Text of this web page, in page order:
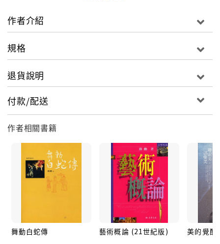
八十回以後的《紅樓夢》或許已非原著，然而，這「滿
紙荒唐言」在文學批評以外，寫好寫壞都不重要，因為
於是，我們彷彿從文學的閱讀轉成人生的閱讀：看到薛
蟠如此失敗的一生，看到薛寶釵一定要嫁給不愛他的男
人，看到迎春被孫紹祖折磨而死，看到夏金桂恨自己也
說：「求二爺賞兩齣！」雖然寫得粗糙，讀來卻還是心
酸。
然後，我們目睹黛玉在瀟湘館裡焚燒手絹，上面滿滿都
是詩句，詩句裡夾著新的舊的淚痕。熊熊火焰，詩，或
者淚，都化灰化煙而去。那一刻起，我們便會記得，生
命再難堪，也還有這樣決絕的堅持。
作者介紹
規格
退貨說明
付款/配送
作者相關書籍
舞動白蛇傳 藝術概論 (21世紀版) 美的覺醒